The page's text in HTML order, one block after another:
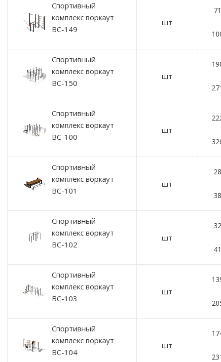
Спортивный
комплекс воркаут
ВС-149
шт
Спортивный
комплекс воркаут
ВС-150
шт
Спортивный
комплекс воркаут
ВС-100
шт
Спортивный
комплекс воркаут
ВС-101
шт
Спортивный
комплекс воркаут
ВС-102
шт
Спортивный
комплекс воркаут
ВС-103
шт
Спортивный
комплекс воркаут
ВС-104
шт